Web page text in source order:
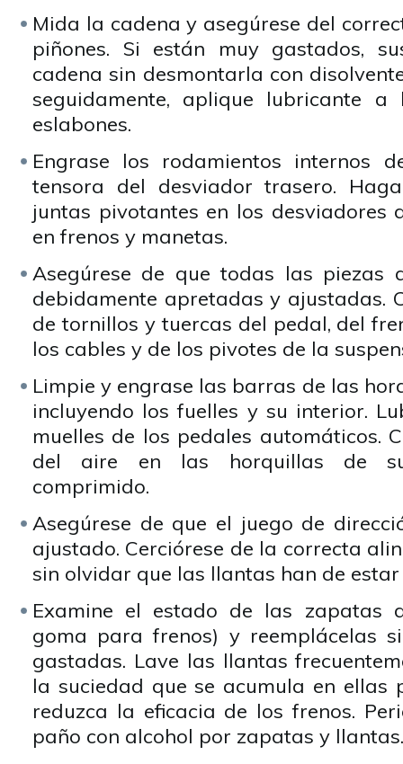
Mida la cadena y asegúrese del
piñones. Si están muy gastados,
cadena sin desmontarla con
seguidamente, aplique lubricante a
eslabones.
Engrase los rodamientos internos
tensora del desviador trasero.
juntas pivotantes en los desviadores
en frenos y manetas.
Asegúrese de que todas las piezas
debidamente apretadas y ajustadas.
de tornillos y tuercas del pedal, del
los cables y de los pivotes de la
Limpie y engrase las barras de las
incluyendo los fuelles y su interior.
muelles de los pedales automáticos.
del aire en las horquillas de
comprimido.
Asegúrese de que el juego de
ajustado. Cerciórese de la correcta
sin olvidar que las llantas han de
Examine el estado de las zapatas
goma para frenos) y reemplácelas
gastadas. Lave las llantas
la suciedad que se acumula en ellas
reduzca la eficacia de los frenos.
paño con alcohol por zapatas y llantas.